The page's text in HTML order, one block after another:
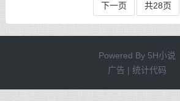
下一页 共28页
Powered By 5H小说
广告 | 统计代码